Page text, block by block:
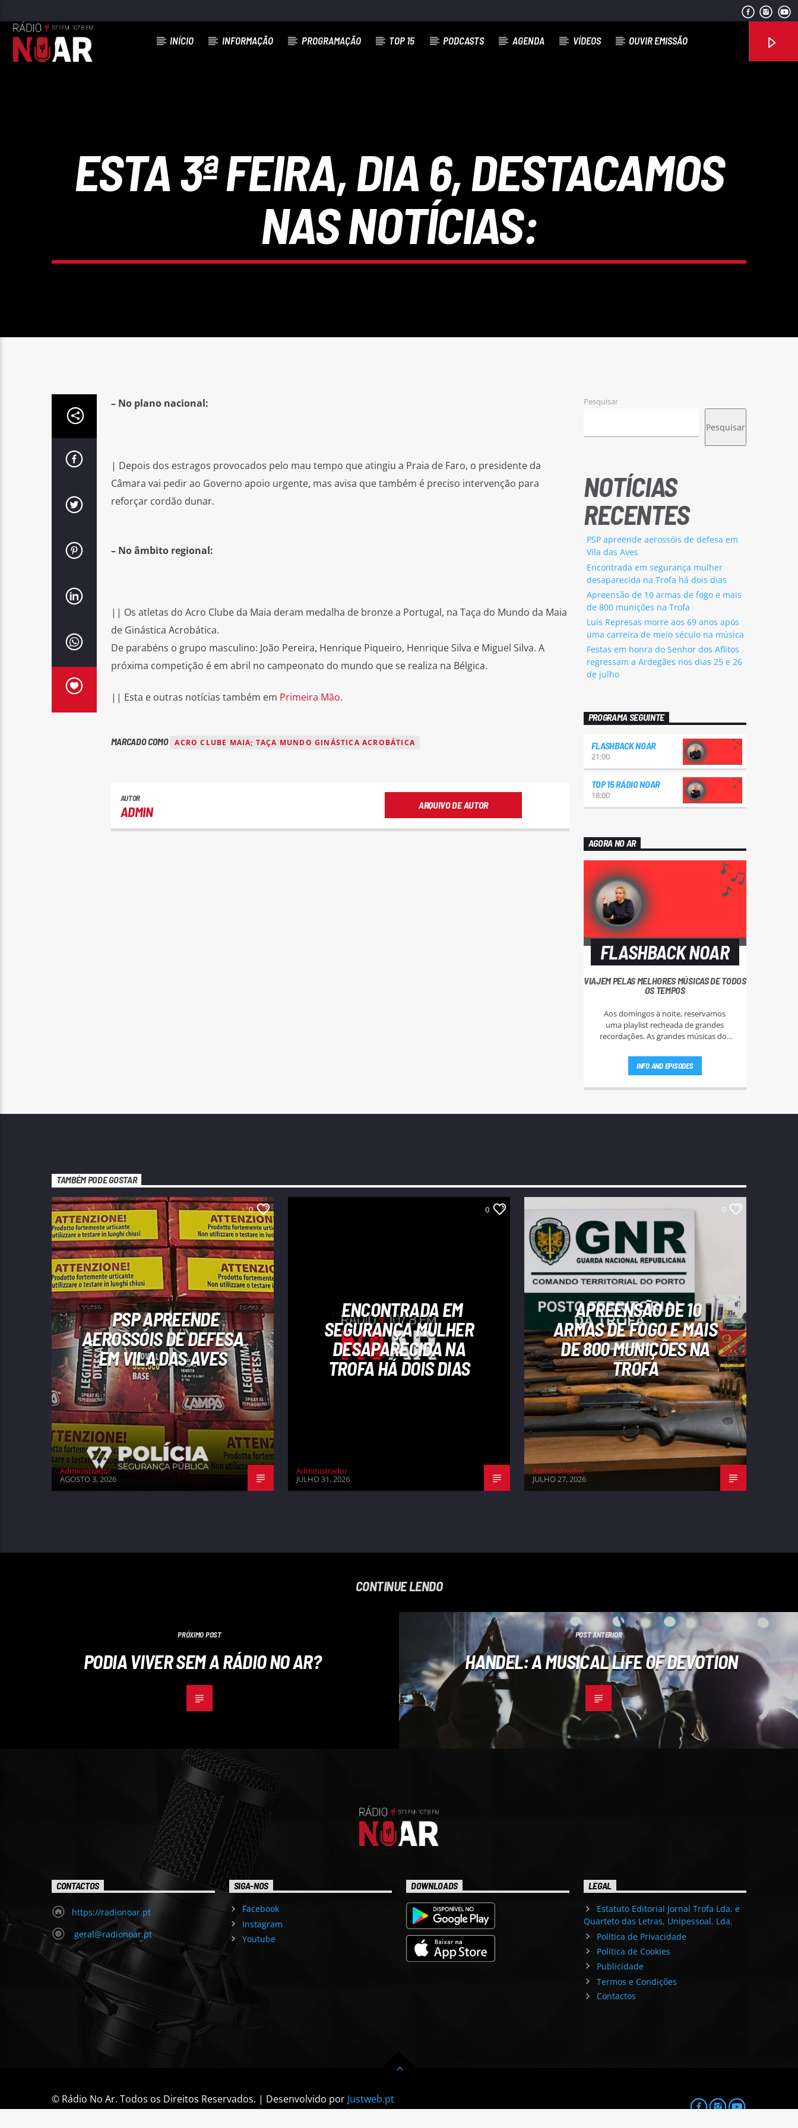
INÍCIO INFORMAÇÃO PROGRAMAÇÃO TOP 15 PODCASTS AGENDA VÍDEOS OUVIR EMISSÃO
ESTA 3ª FEIRA, DIA 6, DESTACAMOS
NAS NOTÍCIAS:
– No plano nacional:
| Depois dos estragos provocados pelo mau tempo que atingiu a Praia de Faro, o presidente da
Câmara vai pedir ao Governo apoio urgente, mas avisa que também é preciso intervenção para
reforçar cordão dunar.
– No âmbito regional:
|| Os atletas do Acro Clube da Maia deram medalha de bronze a Portugal, na Taça do Mundo da Maia
de Ginástica Acrobática.
De parabéns o grupo masculino: João Pereira, Henrique Piqueiro, Henrique Silva e Miguel Silva. A
próxima competição é em abril no campeonato do mundo que se realiza na Bélgica.
|| Esta e outras notícias também em Primeira Mão.
MARCADO COMO ACRO CLUBE MAIA; TAÇA MUNDO GINÁSTICA ACROBÁTICA
AUTOR
ADMIN ARQUIVO DE AUTOR
Pesquisar
Pesquisar
NOTÍCIAS
RECENTES
PSP apreende aerossóis de defesa em
Vila das Aves
Encontrada em segurança mulher
desaparecida na Trofa há dois dias
Apreensão de 10 armas de fogo e mais
de 800 munições na Trofa
Luís Represas morre aos 69 anos após
uma carreira de meio século na música
Festas em honra do Senhor dos Aflitos
regressam a Ardegães nos dias 25 e 26
de julho
PROGRAMA SEGUINTE
FLASHBACK NOAR
21:00
TOP 15 RÁDIO NOAR
18:00
AGORA NO AR
FLASHBACK NOAR
VIAJEM PELAS MELHORES MÚSICAS DE TODOS
OS TEMPOS
Aos domingos à noite, reservamos
uma playlist recheada de grandes
recordações. As grandes músicas dos
INFO AND EPISODES
TAMBÉM PODE GOSTAR
0
PSP APREENDE
AEROSSÓIS DE DEFESA
EM VILA DAS AVES
Administrador
AGOSTO 3, 2026
0
ENCONTRADA EM
SEGURANÇA MULHER
DESAPARECIDA NA
TROFA HÁ DOIS DIAS
Administrador
JULHO 31, 2026
0
APREENSÃO DE 10
ARMAS DE FOGO E MAIS
DE 800 MUNIÇÕES NA
TROFA
Administrador
JULHO 27, 2026
CONTINUE LENDO
PRÓXIMO POST
PODIA VIVER SEM A RÁDIO NO AR?
POST ANTERIOR
HANDEL: A MUSICAL LIFE OF DEVOTION
CONTACTOS
https://radionoar.pt
geral@radionoar.pt
SIGA-NOS
Facebook
Instagram
Youtube
DOWNLOADS LEGAL
Estatuto Editorial Jornal Trofa Lda. e
Quarteto das Letras, Unipessoal, Lda.
Política de Privacidade
Política de Cookies
Publicidade
Termos e Condições
Contactos
© Rádio No Ar. Todos os Direitos Reservados. | Desenvolvido por Justweb.pt